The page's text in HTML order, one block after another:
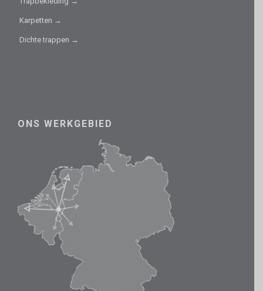
Karpetten →
Dichte trappen →
ONS WERKGEBIED